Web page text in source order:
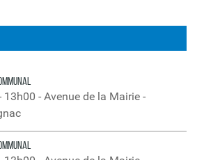
13h00 - Avenue de la Mairie -